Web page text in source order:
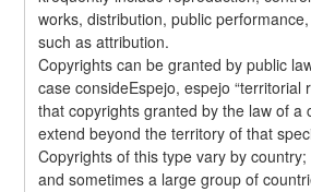
works, distribution, public
such as attribution.
Copyrights can be granted by public
case consideEspejo, espejo “territorial
that copyrights granted by the law of a
extend beyond the territory of that
Copyrights of this type vary by
and sometimes a large group of